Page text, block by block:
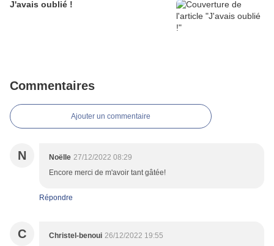
J'avais oublié !
Commentaires
Ajouter un commentaire
N Noëlle 27/12/2022 08:29
Encore merci de m'avoir tant gâtée!
Répondre
C Christel-benoui 26/12/2022 19:55